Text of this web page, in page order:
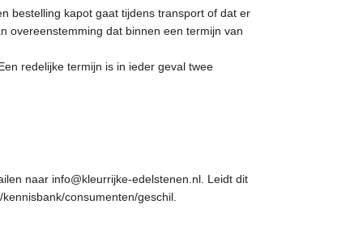
bestelling kapot gaat tijdens transport of dat er
overeenstemming dat binnen een termijn van
redelijke termijn is in ieder geval twee
naar info@kleurrijke-edelstenen.nl . Leidt dit
consumenten/geschil